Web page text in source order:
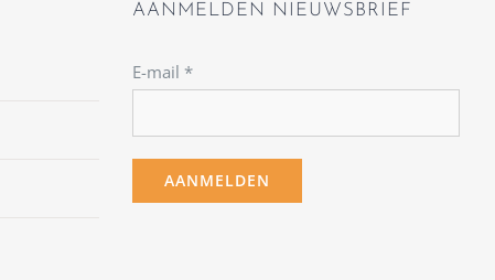
AANMELDEN NIEUWSBRIEF
E-mail *